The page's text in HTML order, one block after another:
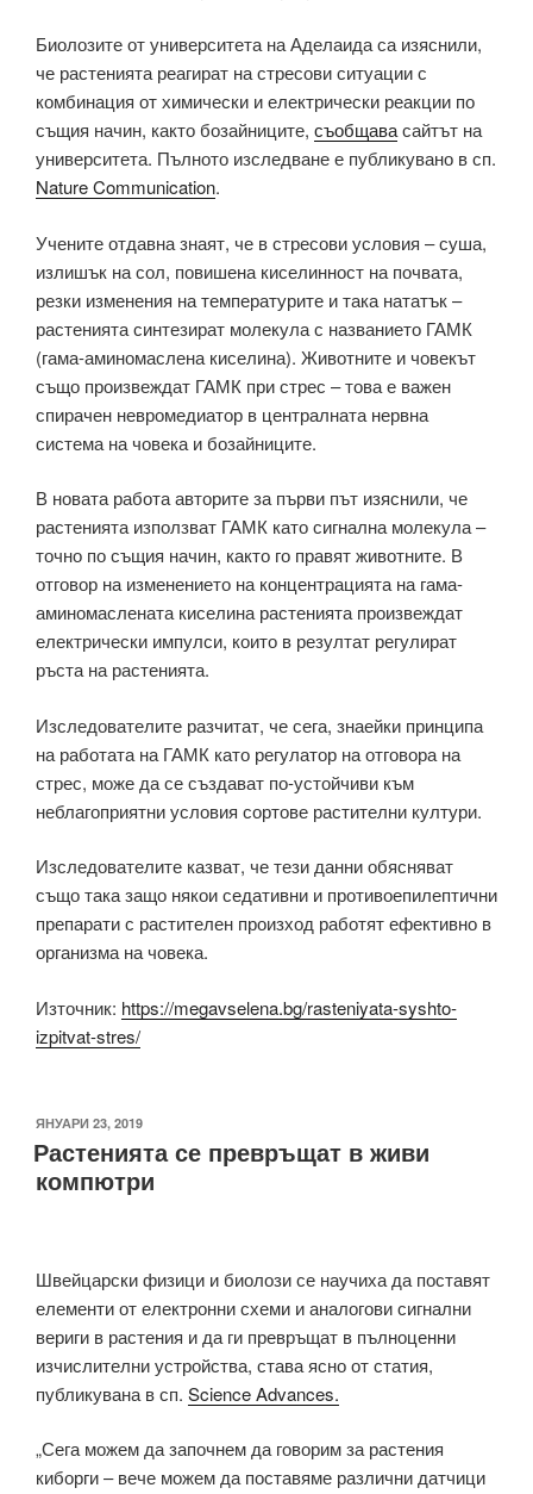
Биолозите от университета на Аделаида са изяснили,
че растенията реагират на стресови ситуации с
комбинация от химически и електрически реакции по
същия начин, както бозайниците, съобщавасайтът на
университета. Пълното изследване е публикувано в сп.
Nature Communication.
Учените отдавна знаят, че в стресови условия – суша,
излишък на сол, повишена киселинност на почвата,
резки изменения на температурите и така нататък –
растенията синтезират молекула с названието ГАМК
(гама-аминомаслена киселина). Животните и човекът
също произвеждат ГАМК при стрес – това е важен
спирачен невромедиатор в централната нервна
система на човека и бозайниците.
В новата работа авторите за първи път изяснили, че
растенията използват ГАМК като сигнална молекула –
точно по същия начин, както го правят животните. В
отговор на изменението на концентрацията на гама-
аминомаслената киселина растенията произвеждат
електрически импулси, които в резултат регулират
ръста на растенията.
Изследователите разчитат, че сега, знаейки принципа
на работата на ГАМК като регулатор на отговора на
стрес, може да се създават по-устойчиви към
неблагоприятни условия сортове растителни култури.
Изследователите казват, че тези данни обясняват
също така защо някои седативни и противоепилептични
препарати с растителен произход работят ефективно в
организма на човека.
Източник: https://megavselena.bg/rasteniyata-syshto-
izpitvat-stres/
ПУБЛИКУВАНО
НА
ЯНУАРИ 23, 2019
Растенията се превръщат в живи
компютри
Швейцарски физици и биолози се научиха да поставят
елементи от електронни схеми и аналогови сигнални
вериги в растения и да ги превръщат в пълноценни
изчислителни устройства, става ясно от статия,
публикувана в сп. Science Advances.
„Сега можем да започнем да говорим за растения
киборги – вече можем да поставяме различни датчици